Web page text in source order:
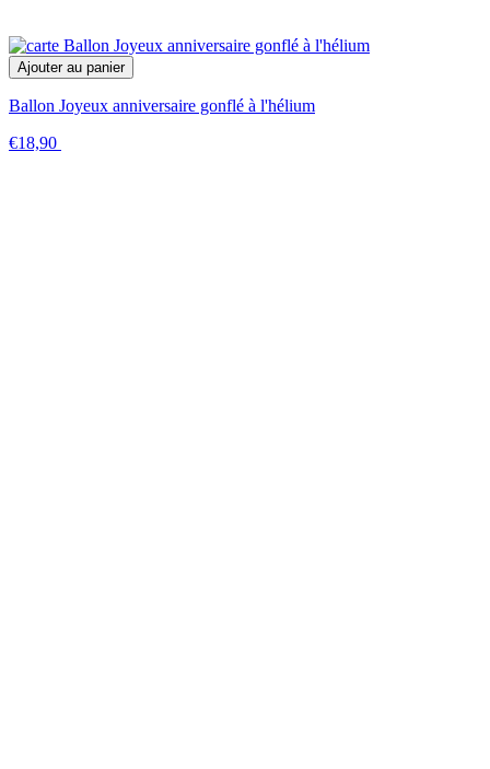
Ajouter au panier
Ballon Joyeux anniversaire gonflé à l'hélium
€18,90